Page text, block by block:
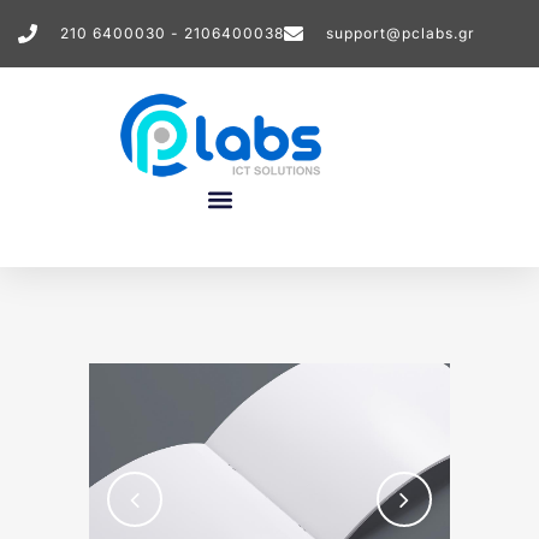
210 6400030 - 2106400038 support@pclabs.gr